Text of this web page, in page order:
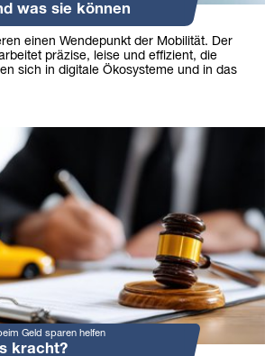
was sie können
einen Wendepunkt der Mobilität. Der
präzise, leise und effizient, die
sich in digitale Ökosysteme und in das
Geld sparen helfen
kracht?